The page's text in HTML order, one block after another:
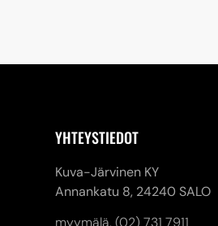
YHTEYSTIEDOT
Kuva-Järvinen KY
Annankatu 8, 24240 SALO